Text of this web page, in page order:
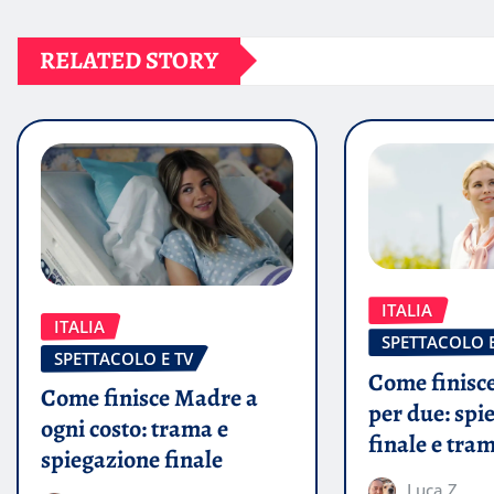
RELATED STORY
ITALIA
SPETTACOLO E TV
Come finisce Madre a
ogni costo: trama e
spiegazione finale
ITALIA
SPETTACOLO
Come
per due:
finale e
Luca Z.